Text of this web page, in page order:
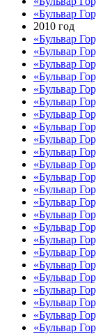
«Бульвар
2010 год
«Бульвар
«Бульвар
«Бульвар
«Бульвар
«Бульвар
«Бульвар
«Бульвар
«Бульвар
«Бульвар
«Бульвар
«Бульвар
«Бульвар
«Бульвар
«Бульвар
«Бульвар
«Бульвар
«Бульвар
«Бульвар
«Бульвар
«Бульвар
«Бульвар
«Бульвар
«Бульвар
«Бульвар